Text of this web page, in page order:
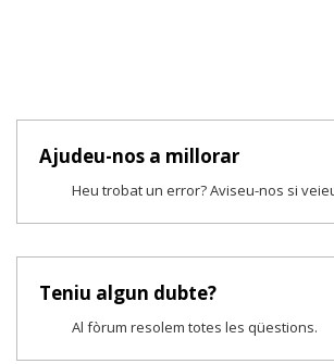
Ajudeu-nos a millorar
Heu trobat un error? Aviseu-nos si
Teniu algun dubte?
Al fòrum resolem totes les qüestions.